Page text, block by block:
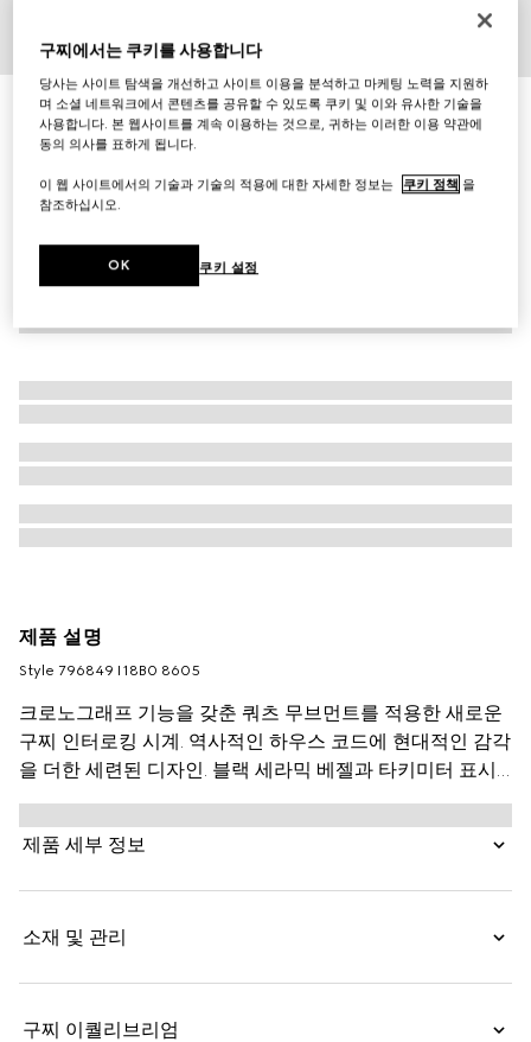
구찌 인터로킹 시계, 41mm
₩3,300,000
제품 설명
Style ‎796849 I18B0 8605
크로노그래프 기능을 갖춘 쿼츠 무브먼트를 적용한 새로운
구찌 인터로킹 시계. 역사적인 하우스 코드에 현대적인 감각
을 더한 세련된 디자인. 블랙 세라믹 베젤과 타키미터 표시
가 있는 블루 다이얼로 구성된 41mm 케이스. 스몰 세컨즈
디스플레이의 시그니처 인터로킹 G 로고로 품격을 높이고
스테인리스 스틸 스트랩으로 마감한 패션소품.
제품 세부 정보
소재 및 관리
구찌 이퀄리브리엄
구찌에서는 쿠키를 사용합니다
당사는 사이트 탐색을 개선하고 사이트 이용을 분석하고 마케팅 노력을 지원하
며 소셜 네트워크에서 콘텐츠를 공유할 수 있도록 쿠키 및 이와 유사한 기술을
사용합니다. 본 웹사이트를 계속 이용하는 것으로, 귀하는 이러한 이용 약관에
동의 의사를 표하게 됩니다.
이 웹 사이트에서의 기술과 기술의 적용에 대한 자세한 정보는 쿠키 정책 을
참조하십시오.
쿠키 설정
OK